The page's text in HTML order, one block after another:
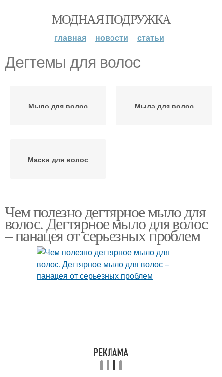
МОДНАЯ ПОДРУЖКА
главная новости статьи
Дегтемы для волос
Мыло для волос Мыла для волос
Маски для волос
Чем полезно дегтярное мыло для
волос. Дегтярное мыло для волос
– панацея от серьезных проблем